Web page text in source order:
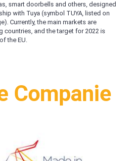
smart doorbells and others, designed
with Tuya (symbol TUYA, listed on
Currently, the main markets are
countries, and the target for 2022 is
the EU.
Companie